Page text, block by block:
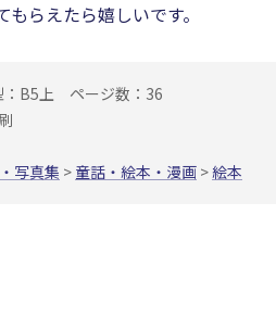
らえたら嬉しいです。
：B5上
ページ数：36
写真集 > 童話・絵本・漫画 >絵本